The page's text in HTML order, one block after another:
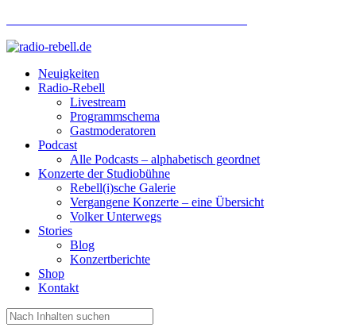
Neuigkeiten
Radio-Rebell
Livestream
Programmschema
Gastmoderatoren
Podcast
Alle Podcasts – alphabetisch geordnet
Konzerte der Studiobühne
Rebell(i)sche Galerie
Vergangene Konzerte – eine Übersicht
Volker Unterwegs
Stories
Blog
Konzertberichte
Shop
Kontakt